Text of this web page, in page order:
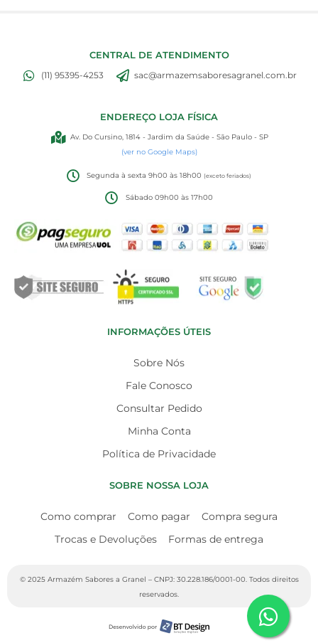
CENTRAL DE ATENDIMENTO
(11) 95395-4253 sac@armazemsaboresagranel.com.br
ENDEREÇO LOJA FÍSICA
Av. Do Cursino, 1814 - Jardim da Saúde - São Paulo - SP
(ver no Google Maps)
Segunda à sexta 9h00 às 18h00(exceto feriados)
Sábado 09h00 às 17h00
INFORMAÇÕES ÚTEIS
Sobre Nós
Fale Conosco
Consultar Pedido
Minha Conta
Política de Privacidade
SOBRE NOSSA LOJA
Como comprar Como pagar
Compra segura
Trocas e Devoluções
Formas de entrega
© 2025 Armazém Sabores a Granel – CNPJ: 30.228.186/0001-00. Todos direitos
reservados.